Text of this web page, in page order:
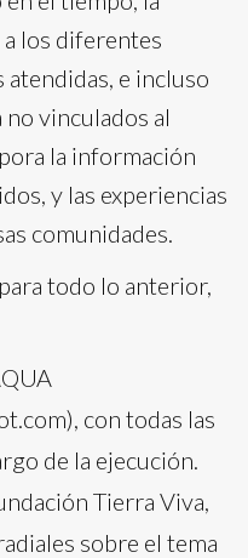
los diferentes
atendidas, e incluso
no vinculados al
la información
y las experiencias
comunidades.
todo lo anterior,
con todas las
de la ejecución.
Tierra Viva,
sobre el tema